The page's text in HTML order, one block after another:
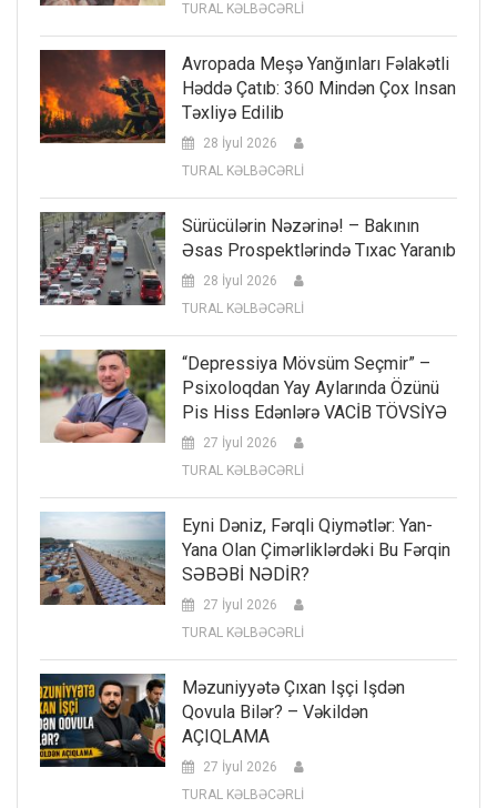
TURAL KƏLBƏCƏRLİ
Avropada Meşə Yanğınları Fəlakətli
Həddə Çatıb: 360 Mindən Çox Insan
Təxliyə Edilib
28 İyul 2026
TURAL KƏLBƏCƏRLİ
Sürücülərin Nəzərinə! – Bakının
Əsas Prospektlərində Tıxac Yaranıb
28 İyul 2026
TURAL KƏLBƏCƏRLİ
“Depressiya Mövsüm Seçmir” –
Psixoloqdan Yay Aylarında Özünü
Pis Hiss Edənlərə VACİB TÖVSİYƏ
27 İyul 2026
TURAL KƏLBƏCƏRLİ
Eyni Dəniz, Fərqli Qiymətlər: Yan-
Yana Olan Çimərliklərdəki Bu Fərqin
SƏBƏBİ NƏDİR?
27 İyul 2026
TURAL KƏLBƏCƏRLİ
Məzuniyyətə Çıxan Işçi Işdən
Qovula Bilər? – Vəkildən
AÇIQLAMA
27 İyul 2026
TURAL KƏLBƏCƏRLİ